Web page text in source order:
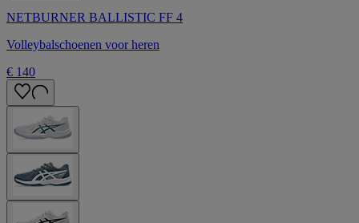
NETBURNER BALLISTIC FF 4
Volleybalschoenen voor heren
€ 140